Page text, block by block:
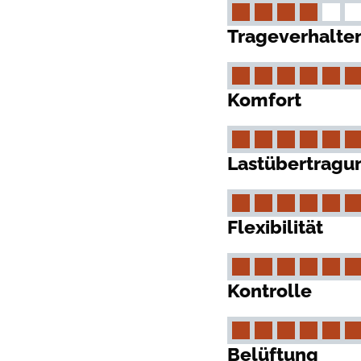
Komfort
Flexibilität
Kontrolle
Belüftung